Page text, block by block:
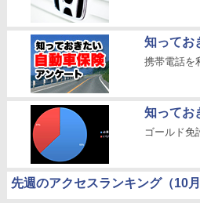
知ってお
携帯電話を
知ってお
ゴールド免
先週のアクセスランキング（10